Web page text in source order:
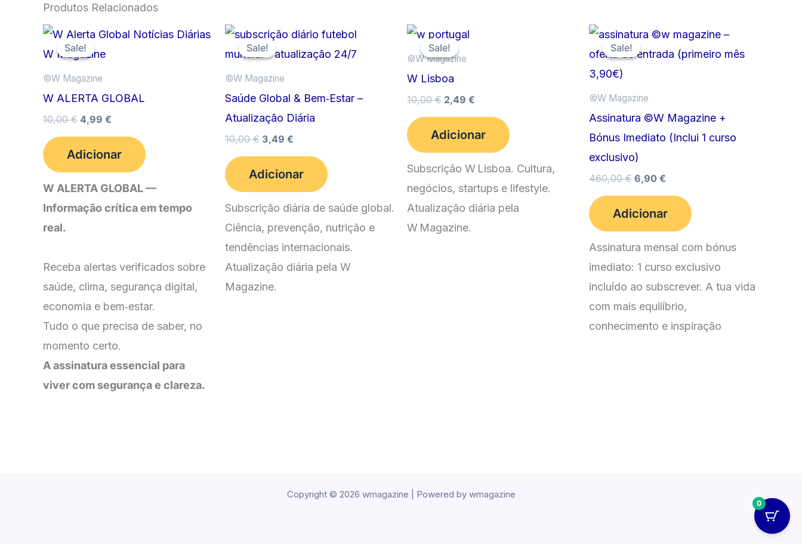
Produtos Relacionados
Sale!
Sale!
©️W Magazine
W ALERTA GLOBAL
10,00€ O
era:
4,99 €
é:
4,99 €.
Adicionar
W ALERTA GLOBAL —
Informação crítica em tempo
real.
Receba alertas verificados sobre
saúde, clima, segurança digital,
economia e bem‑estar.
Tudo o que precisa de saber, no
momento certo.
A assinatura essencial para
viver com segurança e clareza.
Sale!
Sale!
©️W Magazine
Saúde Global & Bem‑Estar –
Atualização Diária
10,00€ O
era:
3,49 €
é:
3,49 €.
Adicionar
Subscrição diária de saúde global.
Ciência, prevenção, nutrição e
tendências internacionais.
Atualização diária pela W
Magazine.
Sale!
Sale!
©️W Magazine
W Lisboa
10,00€ O
era:
2,49 €
é:
2,49 €.
Adicionar
Subscrição W Lisboa. Cultura,
negócios, startups e lifestyle.
Atualização diária pela
W Magazine.
Sale!
Sale!
©️W Magazine
Assinatura ©W Magazine +
Bónus Imediato (Inclui 1 curso
exclusivo)
460,00€ O
era:
460,00 €.
6,90 €
atual
é:
6,90 €.
Adicionar
Assinatura mensal com bónus
imediato: 1 curso exclusivo
incluído ao subscrever. A tua vida
com mais equilíbrio,
conhecimento e inspiração
Copyright © 2026 wmagazine | Powered by wmagazine
0